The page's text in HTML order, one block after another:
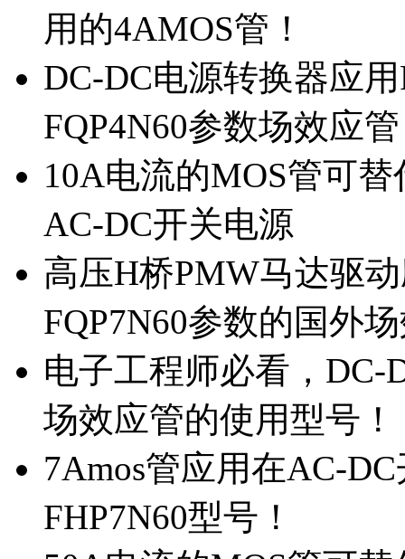
用的4AMOS管！
DC-DC电源转换器应
FQP4N60参数场效应
10A电流的MOS管可
AC-DC开关电源
高压H桥PMW马达驱
FQP7N60参数的国外
电子工程师必看，DC-
场效应管的使用型号！
7Amos管应用在AC-
FHP7N60型号！